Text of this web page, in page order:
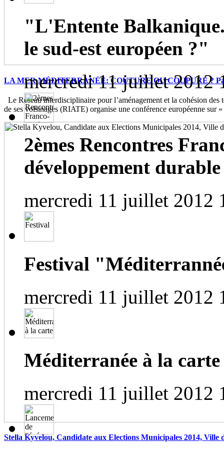
LA MER MÉDITERRANÉE: COUTURE OU COUPURE ?
Le Réseau interdisciplinaire pour l’aménagement et la cohésion des
de ses voisinages (RIATE) organise une conférence européenne sur
Stella Kyvelou, Candidate aux Elections Municipales 2014, Ville
"L'Entente
le sud-est européen ?"
mercredi 11 juillet 2012
2èmes Rencontres
développement durable
mercredi 11 juillet 2012
Festival
mercredi 11 juillet 2012
Méditerranée à la carte
mercredi 11 juillet 2012